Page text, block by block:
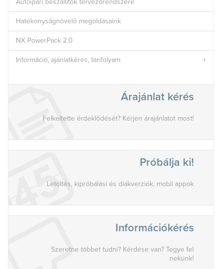
Autóipari beszállítók tervezőrendszere
Hatékonyságnövelő megoldásaink
NX PowerPack 2.0
Információ, ajánlatkérés, tanfolyam
Árajánlat kérés
Felkeltette érdeklődését? Kérjen árajánlatot most!
Próbálja ki!
Letöltés, kipróbálási és diákverziók, mobil appok
Információkérés
Szeretne többet tudni? Kérdése van? Tegye fel
nekünk!